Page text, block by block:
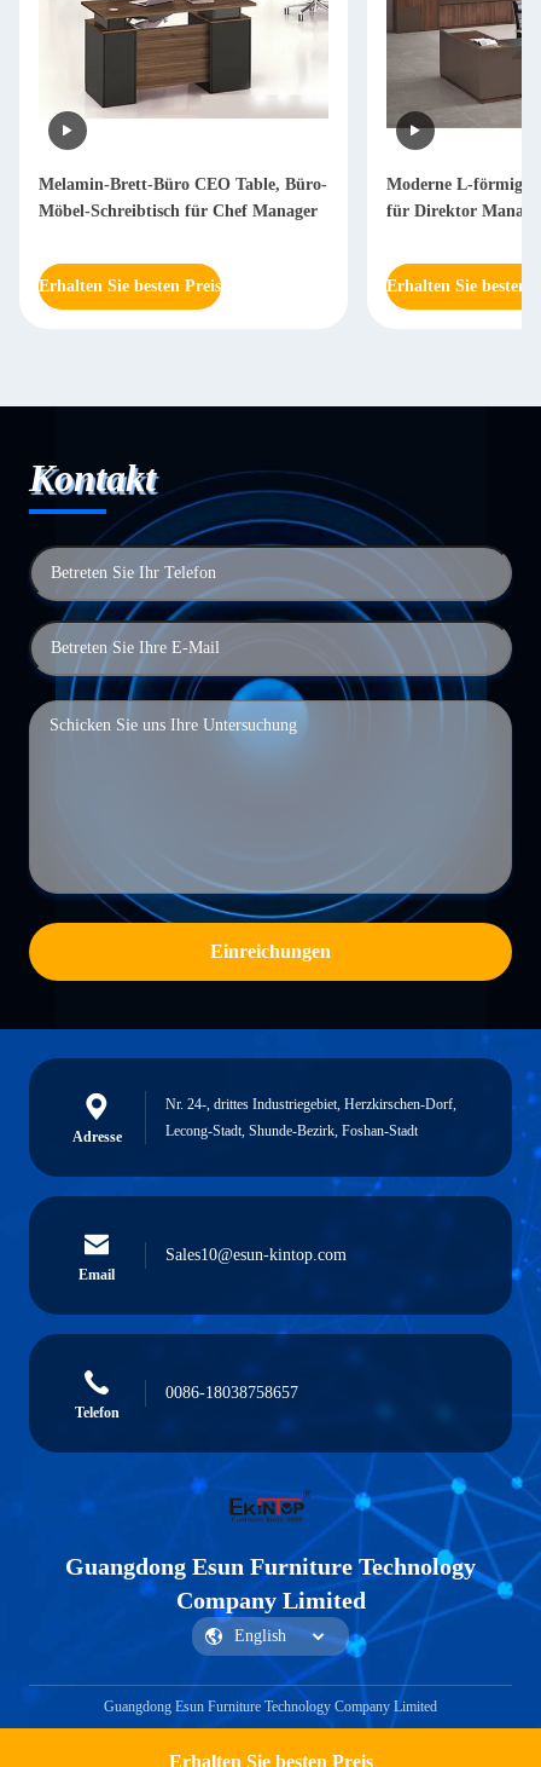
Erhalten Sie besten Preis
Melamin-Brett-Büro CEO Table, Büro-
Möbel-Schreibtisch für Chef Manager
Erhalten Sie besten Preis
Moderne L-förmige
für Direktor
Erhalten Sie besten
Kontakt
Einreichungen
Adresse
Nr. 24-, drittes Industriegebiet, Herzkirschen-Dorf,
Lecong-Stadt, Shunde-Bezirk, Foshan-Stadt
Email
Sales10@esun-kintop.com
Telefon
0086-18038758657
Guangdong Esun Furniture Technology
Company Limited
Guangdong Esun Furniture Technology Company Limited